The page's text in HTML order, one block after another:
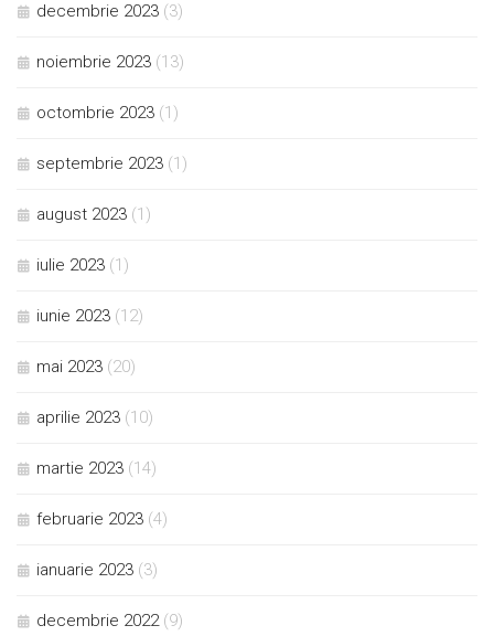
decembrie 2023 (3)
noiembrie 2023 (13)
octombrie 2023 (1)
septembrie 2023 (1)
august 2023 (1)
iulie 2023 (1)
iunie 2023 (12)
mai 2023 (20)
aprilie 2023 (10)
martie 2023 (14)
februarie 2023 (4)
ianuarie 2023 (3)
decembrie 2022(9)